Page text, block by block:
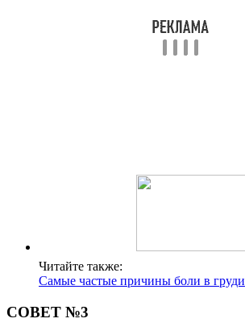
Читайте также:
Самые частые причины боли в груди
СОВЕТ №3